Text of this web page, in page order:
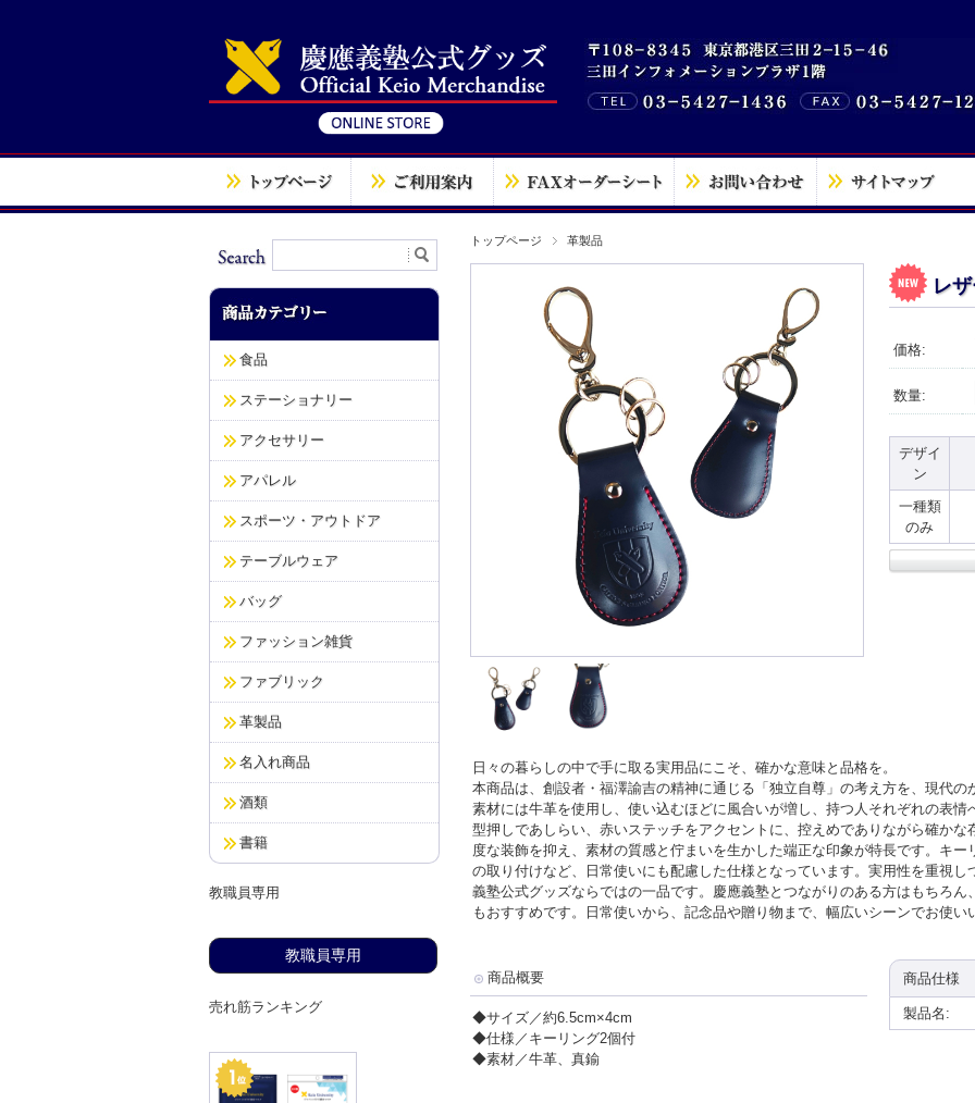
トップページ 革製品
レ
価格:
数量:
デザイ
ン
一種類
のみ
日々の暮らしの中で手に取る実用品にこそ、確かな意味と品格を。
本商品は、創設者・福澤諭吉の精神に通じる「独立自尊」の考え方を、現代の
素材には牛革を使用し、使い込むほどに風合いが増し、持つ人それぞれの表
型押しであしらい、赤いステッチをアクセントに、控えめでありながら確か
度な装飾を抑え、素材の質感と佇まいを生かした端正な印象が特長です。キ
の取り付けなど、日常使いにも配慮した仕様となっています。実用性を重視
義塾公式グッズならではの一品です。慶應義塾とつながりのある方はもちろ
もおすすめです。日常使いから、記念品や贈り物まで、幅広いシーンでお使い
商品仕様
製品名:
商品概要
◆サイズ／約6.5cm×4cm
◆仕様／キーリング2個付
◆素材／牛革、真鍮
食品
ステーショナリー
アクセサリー
アパレル
スポーツ・アウトドア
テーブルウェア
バッグ
ファッション雑貨
ファブリック
革製品
名入れ商品
酒類
書籍
教職員専用
教職員専用
売れ筋ランキング